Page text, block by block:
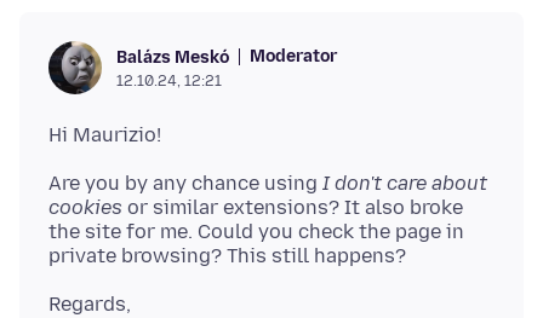
Balázs Meskó Moderator
12.10.24, 12:21
Are you by any chance using I don't care about
cookies or similar extensions? It also broke
the site for me. Could you check the page in
Regards,